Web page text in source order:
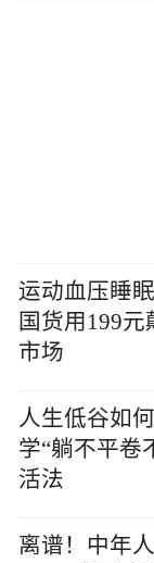
运动血压睡
国货用199
市场
人生低谷如
学“躺不平卷
活法
离谱！中年